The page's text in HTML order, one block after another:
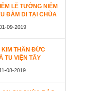
LỄ TƯỞNG NIỆM
ĐÀM DI TẠI CHÙA
09-2019
THÂN ĐỨC
TU VIỆN TÂY
08-2019